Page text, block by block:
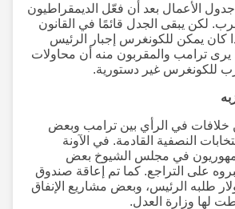
الأعمال بعد أن فعّل الديمقراطيون
لكن يبقى الجدل قائمًا في القانون
يمكن للكونغرس إجبار الرئيس
ترامب والمقربون منه أن محاولات
للكونغرس غير دستورية.
في الرأي بين ترامب وبعض
النصفية القادمة. في الآونة
في مجلس الشيوخ بعض
على التراجع. كما تم إعاقة صندوق
طلبه الرئيس، وبعض مشاريع الإنفاق
لها وزارة العدل.